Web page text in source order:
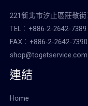
221新北市汐止區莊敬街
TEL︰+886-2-2642-7389
FAX︰+886-2-2642-7390
連結
Home